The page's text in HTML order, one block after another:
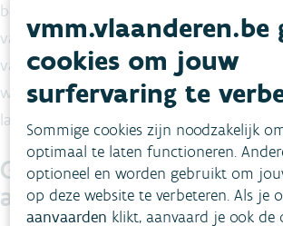
besturen zelf gebruikers rechten
valideren of te raadplegen. Zo kan het
validatieoefening ook door externen
waterbeheerders, regionaal landschap,
laten uitvoeren.
Grachten aanpassen in
applicatie
vmm.vlaanderen.be
cookies om jouw
surfervaring te
Sommige cookies zijn noodzakelijk
optimaal te laten functioneren.
optioneel en worden gebruikt om
op deze website te verbeteren. Als je
aanvaarden klikt, aanvaard je ook de